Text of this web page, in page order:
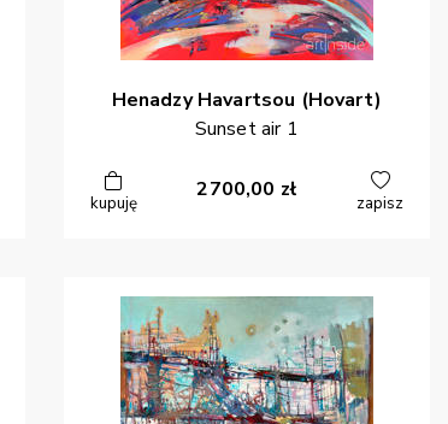
Henadzy Havartsou (Hovart)
Sunset air 1
kupuję
2700,00 zł
zapisz